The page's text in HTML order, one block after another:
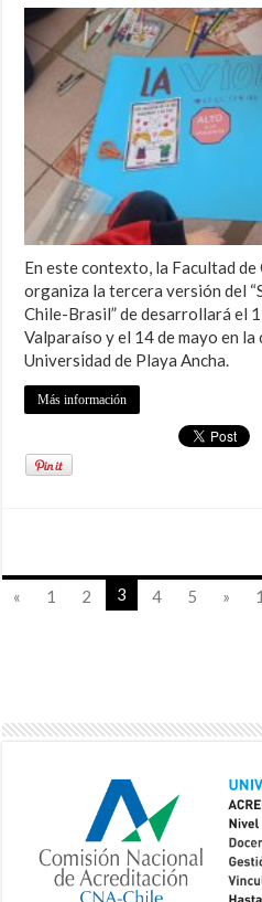
En este contexto, la Facultad de
organiza la tercera versión del
Chile-Brasil” de desarrollará el
Valparaíso y el 14 de mayo en la
Universidad de Playa Ancha.
Más información
« 1 2 3 4 5 »